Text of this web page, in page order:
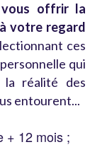
offrir la
votre regard
ces
qui
réalité des
entourent...
+ 12 mois ;